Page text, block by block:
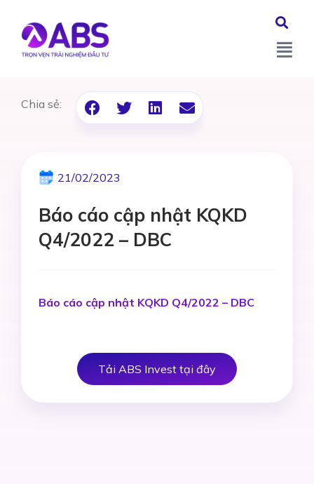
Chia sẻ:
21/02/2023
Báo cáo cập nhật KQKD
Q4/2022 – DBC
Báo cáo cập nhật KQKD Q4/2022 – DBC
Tải ABS Invest tại đây